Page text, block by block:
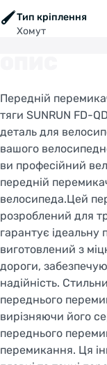
Тип кріплення
Хомут
Передній
тяги SUNRUN FD-
деталь для
вашого
ви професійний
передній
велосипеда.Цей
розроблений для
гарантує
виготовлений з
дороги,
надійність.
переднього
вирізняючи його
переднього
перемикання. Ця